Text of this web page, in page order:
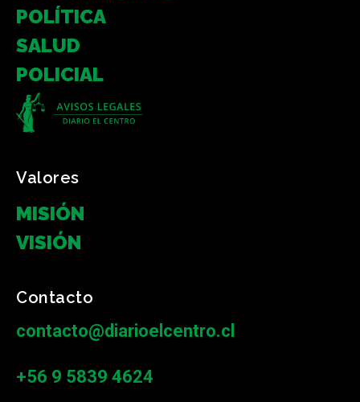
POLÍTICA
SALUD
POLICIAL
Valores
MISIÓN
VISIÓN
Contacto
contacto@diarioelcentro.cl
+56 9 5839 4624